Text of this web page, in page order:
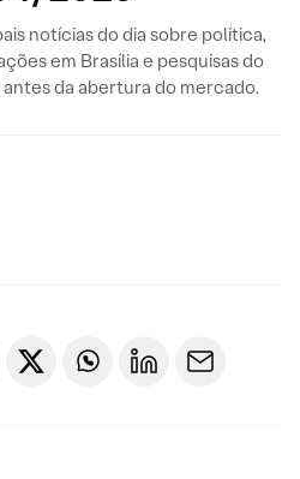
notícias do dia sobre política,
em Brasília e pesquisas do
da abertura do mercado.